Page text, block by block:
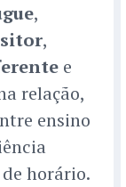
,
,
e
relação,
ensino
horário.